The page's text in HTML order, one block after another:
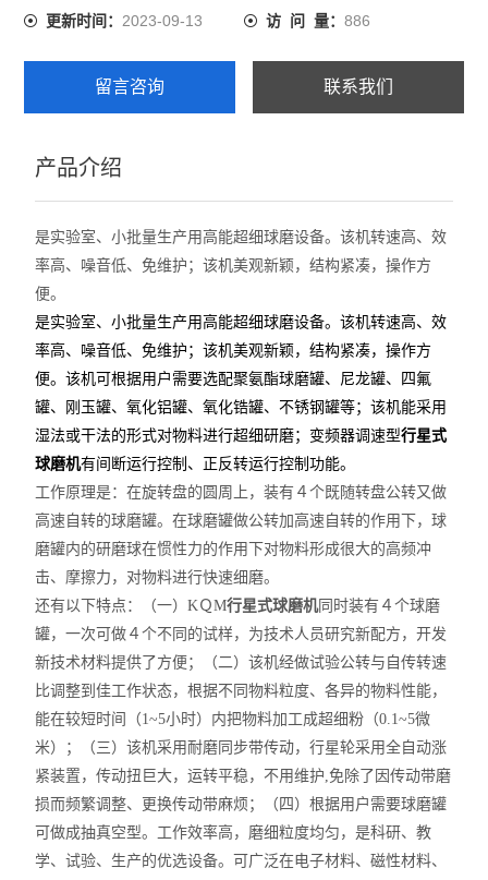
更新时间：2023-09-13 访 问 量： 886
留言咨询 联系我们
产品介绍
是实验室、小批量生产用高能超细球磨设备。该机转速高、效
率高、噪音低、免维护；该机美观新颖，结构紧凑，操作方
便。
是实验室、小批量生产用高能超细球磨设备。该机转速高、效
率高、噪音低、免维护；该机美观新颖，结构紧凑，操作方
便。该机可根据用户需要选配聚氨酯球磨罐、尼龙罐、四氟
罐、刚玉罐、氧化铝罐、氧化锆罐、不锈钢罐等；该机能采用
湿法或干法的形式对物料进行超细研磨；变频器调速型行星式
球磨机有间断运行控制、正反转运行控制功能。
工作原理是：在旋转盘的圆周上，装有４个既随转盘公转又做
高速自转的球磨罐。在球磨罐做公转加高速自转的作用下，球
磨罐内的研磨球在惯性力的作用下对物料形成很大的高频冲
击、摩擦力，对物料进行快速细磨。
还有以下特点：（一）KＱM行星式球磨机同时装有４个球磨
罐，一次可做４个不同的试样，为技术人员研究新配方，开发
新技术材料提供了方便；（二）该机经做试验公转与自传转速
比调整到佳工作状态，根据不同物料粒度、各异的物料性能，
能在较短时间（1~5小时）内把物料加工成超细粉（0.1~5微
米）；（三）该机采用耐磨同步带传动，行星轮采用全自动涨
紧装置，传动扭巨大，运转平稳，不用维护,免除了因传动带磨
损而频繁调整、更换传动带麻烦；（四）根据用户需要球磨罐
可做成抽真空型。工作效率高，磨细粒度均匀，是科研、教
学、试验、生产的优选设备。可广泛在电子材料、磁性材料、